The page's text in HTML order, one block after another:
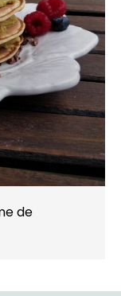
de